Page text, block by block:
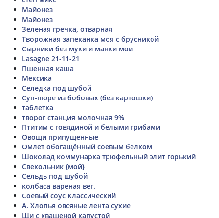
Майонез
Майонез
Зеленая гречка, отварная
Творожная запеканка моя с брусникой
Сырники без муки и манки мои
Lasagne 21-11-21
Пшенная каша
Мексика
Селедка под шубой
Суп-пюре из бобовых (без картошки)
таблетка
творог станция молочная 9%
Птитим с говядиной и белыми грибами
Овощи припущенные
Омлет обогащённый соевым белком
Шоколад коммунарка трюфельный элит горький
Свекольник {мой}
Сельдь под шубой
колбаса вареная вег.
Соевый соус Классический
А. Хлопья овсяные лента сухие
Щи с квашеной капустой